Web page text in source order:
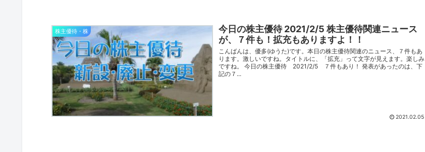
株主優待・株
今日の株主優待 2021/2/5 株主優待関連ニュース
が、７件も！拡充もありますよ！！
こんばんは、優多(ゆうた)です。本日の株主優待関連のニュース、７件もあ
ります。激しいですね。タイトルに、「拡充」って文字が見えます。楽しみ
ですね。 今日の株主優待 2021/2/5 ７件もあり！ 発表があったのは、下
記の７...
2021.02.05